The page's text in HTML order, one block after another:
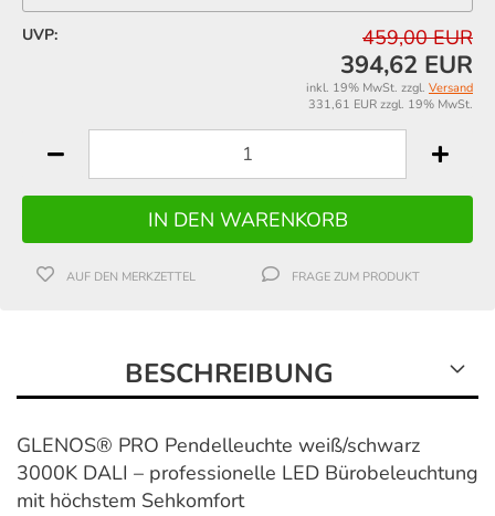
UVP: 459,00 EUR
394,62 EUR
inkl. 19% MwSt. zzgl. Versand
331,61 EUR zzgl. 19% MwSt.
AUF DEN MERKZETTEL FRAGE ZUM PRODUKT
BESCHREIBUNG
GLENOS® PRO Pendelleuchte weiß/schwarz
3000K DALI – professionelle LED Bürobeleuchtung
mit höchstem Sehkomfort